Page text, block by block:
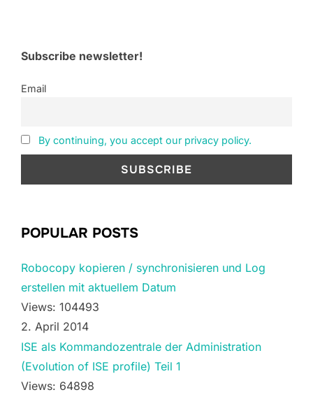
Subscribe newsletter!
Email
By continuing, you accept our privacy policy.
POPULAR POSTS
Robocopy kopieren / synchronisieren und Log
erstellen mit aktuellem Datum
Views: 104493
2. April 2014
ISE als Kommandozentrale der Administration
(Evolution of ISE profile) Teil 1
Views: 64898